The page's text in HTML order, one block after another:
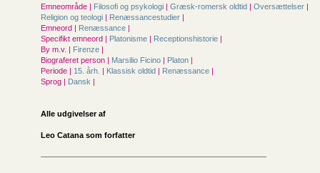
Emneområde | Filosofi og psykologi | Græsk-romersk oldtid | Oversættelser |
Religion og teologi | Renæssancestudier |
Emneord | Renæssance |
Specifikt emneord | Platonisme | Receptionshistorie |
By m.v. | Firenze |
Biograferet person | Marsilio Ficino | Platon |
Periode | 15. årh. | Klassisk oldtid | Renæssance |
Sprog | Dansk |
Alle udgivelser af
Leo Catana som forfatter